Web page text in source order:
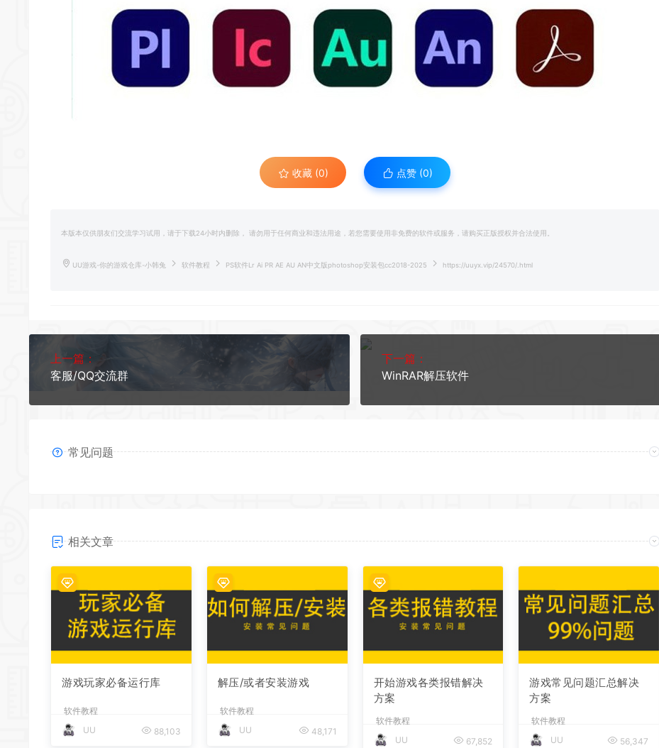
收藏 (0) 点赞 (0)
本版本仅供朋友们交流学习试用，请于下载24小时内删除， 请勿用于任何商业和违法用途，若您需要使用非免费的软件或服务，请购买正版授权并合法使用。
UU游戏-你的游戏仓库-小韩兔 软件教程 PS软件Lr Ai PR AE AU AN中文版photoshop安装包cc2018-2025 https://uuyx.vip/24570/.html
上一篇：
客服/QQ交流群
下一篇：
WinRAR解压软件
常见问题
相关文章
游戏玩家必备运行库
软件教程
UU
88,103
解压/或者安装游戏
软件教程
UU
48,171
开始游戏各类报错解决
方案
软件教程
UU
67,852
游戏常见问题汇总解决
方案
软件教程
UU
56,347